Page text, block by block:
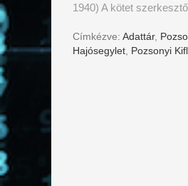
1940) A kötet
Címkézve: Adattár,
Hajósegylet Pozsonyi